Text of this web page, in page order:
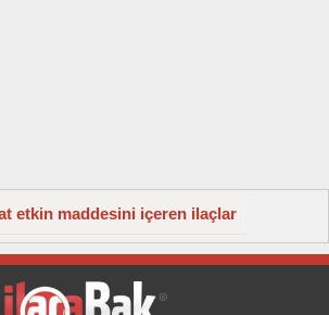
etkin maddesini içeren ilaçlar